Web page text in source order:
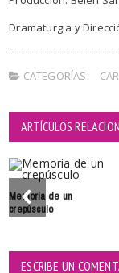
Dramaturgia y
CATEGORÍAS:
ARTÍCULOS
Memoria de un
crepúsculo
ESCRIBE UN